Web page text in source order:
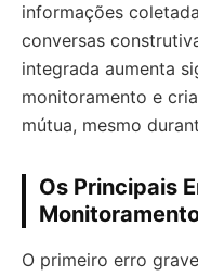
informações
conversas
integrada aumenta
monitoramento e
mútua, mesmo
Os Principais
O primeiro erro